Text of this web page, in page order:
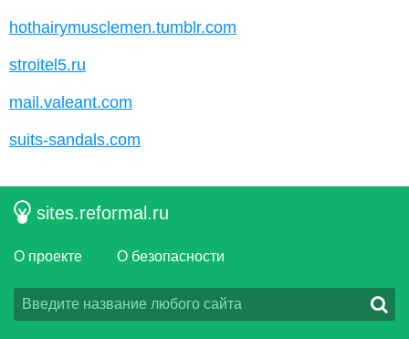
hothairymusclemen.tumblr.com
stroitel5.ru
mail.valeant.com
suits-sandals.com
sites.reformal.ru
О проекте О безопасности